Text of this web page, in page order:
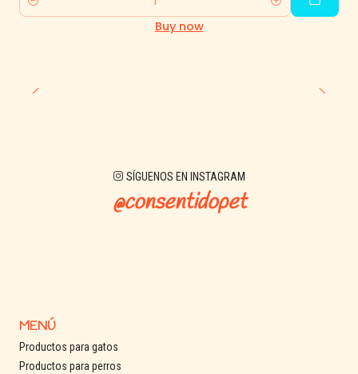
Quantity
Buy now
SÍGUENOS EN INSTAGRAM
@consentidopet
MENÚ
Productos para gatos
Productos para perros